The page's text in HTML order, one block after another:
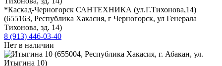
*Каскад-Черногорск САНТЕХНИКА (ул.Г.Тихонова,14)
(655163, Республика Хакасия, г Черногорск, ул Генерала
Тихонова, зд. 14)
8 (913) 446-03-40
Нет в наличии